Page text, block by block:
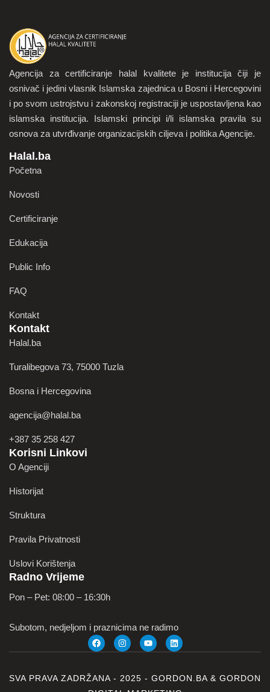
Agencija za certificiranje halal kvalitete je institucija čiji je
osnivač i jedini vlasnik Islamska zajednica u Bosni i Hercegovini
i po svom ustrojstvu i zakonskoj registraciji je uspostavljena kao
islamska institucija. Islamski principi i/li islamska pravila su
osnova za utvrđivanje organizacijskih ciljeva i politika Agencije.
Halal.ba
Početna
Novosti
Certificiranje
Edukacija
Public Info
FAQ
Kontakt
Kontakt
Halal.ba
Turalibegova 73, 75000 Tuzla
Bosna i Hercegovina
agencija@halal.ba
+387 35 258 427
Korisni Linkovi
O Agenciji
Historijat
Struktura
Pravila Privatnosti
Uslovi Korištenja
Radno Vrijeme
Pon – Pet: 08:00 – 16:30h
Subotom, nedjeljom i praznicima ne radimo
SVA PRAVA ZADRŽANA - 2025 - GORDON.BA & GORDON